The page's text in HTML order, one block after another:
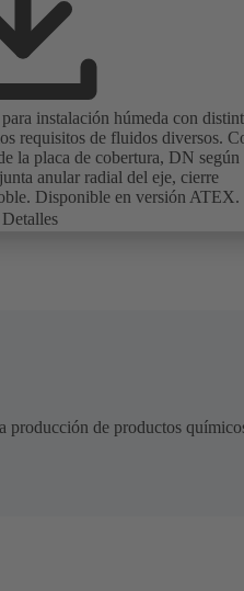
instalación húmeda con
requisitos de fluidos diversos.
la placa de cobertura, DN según
anular radial del eje, cierre
Disponible en versión ATEX.
Detalles
producción de productos